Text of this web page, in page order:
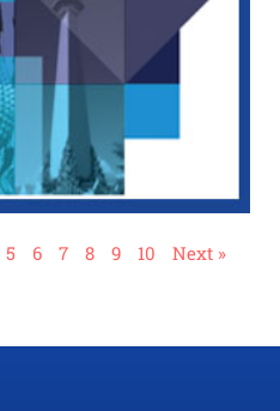
5 6 7 8 9 10 Next »